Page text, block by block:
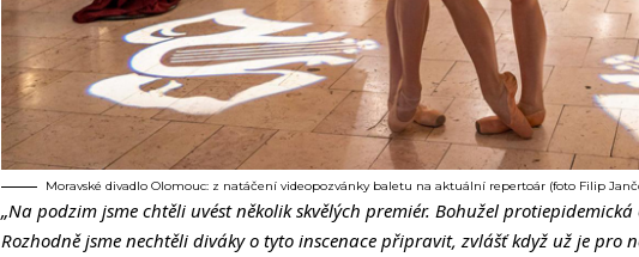
Moravské divadlo Olomouc: z natáčení videopozvánky baletu na aktuální repertoár (foto Filip
„Na podzim jsme chtěli uvést několik skvělých premiér. Bohužel
Rozhodně jsme nechtěli diváky o tyto inscenace připravit, zvlášť když už je pro